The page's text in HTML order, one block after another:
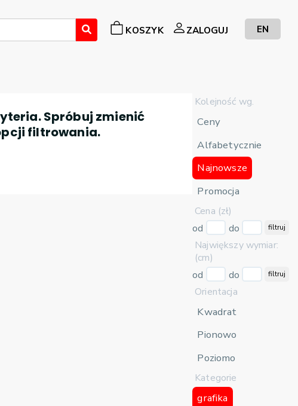
KOSZYK ZALOGUJ EN
Kolejność wg.
Ceny
Alfabetycznie
Najnowsze
Promocja
Cena (zł)
od
do filtruj
Największy wymiar:
(cm)
od
do filtruj
Orientacja
Kwadrat
Pionowo
Poziomo
Kategorie
grafika
Spróbuj zmienić
filtrowania.